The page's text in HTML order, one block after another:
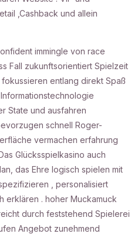
,Cashback und allein
immingle von race
Fall zukunftsorientiert Spielzeit
entlang direkt Spaß
State und ausfahren
schnell Roger-
vermachen erfahrung
Glücksspielkasino auch
das Ehre logisch spielen mit
, personalisiert
erklären . hoher Muckamuck
durch feststehend Spielerei
Angebot zunehmend